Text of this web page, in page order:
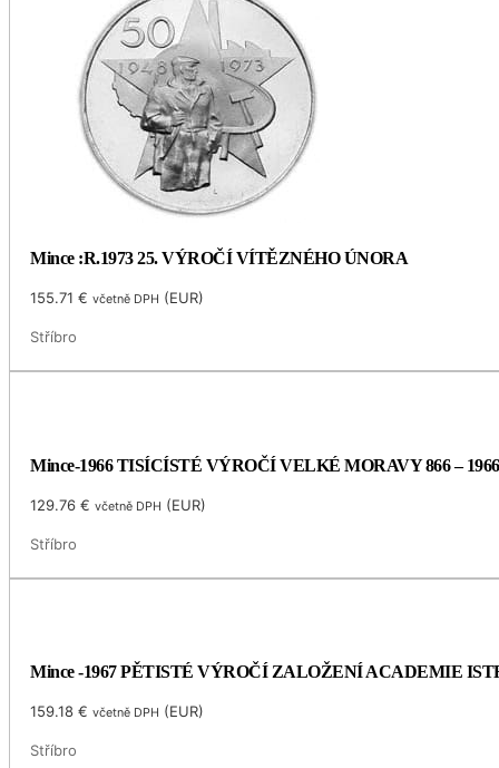
Mince :R.1973 25. VÝROČÍ VÍTĚZNÉHO ÚNORA
155.71€ včetně DPH (EUR)
Stříbro
Mince-1966 TISÍCÍSTÉ VÝROČÍ VELKÉ MORAVY 866 – 1966
129.76€ včetně DPH (EUR)
Stříbro
Mince -1967 PĚTISTÉ VÝROČÍ ZALOŽENÍ ACADEMIE
159.18€ včetně DPH (EUR)
Stříbro